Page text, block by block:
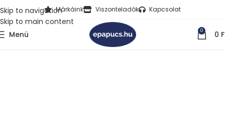
Skip to navigation
Skip to main content
Márkáink Viszonteladók Kapcsolat
Menü 0 0